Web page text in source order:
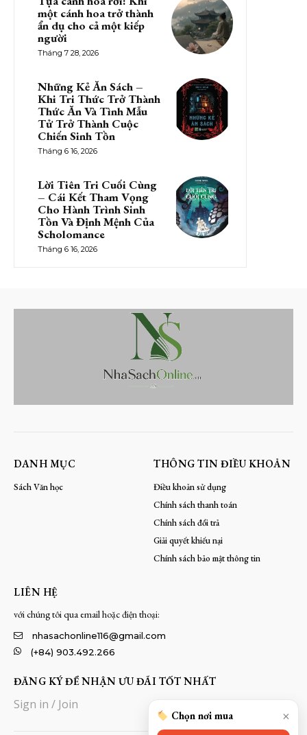
một cánh hoa trở thành
ẩn dụ cho cả một kiếp
người
Tháng 7 28, 2026
Những Kẻ Ăn Sách –
Khi Tri Thức Trở Thành
Thức Ăn Và Tình Mẫu
Tử Trở Thành Cuộc
Chiến Sinh Tồn
Tháng 6 16, 2026
Lời Tiên Tri Cuối Cùng
– Cái Kết Tham Vọng
Cho Hành Trình Sinh
Tồn Và Định Mệnh Của
Scholomance
Tháng 6 16, 2026
DANH MỤC
Sách Văn học
THÔNG TIN ĐIỀU KHOẢN
Điều khoản sử dụng
Chính sách thanh toán
Chính sách đổi trả
Giải quyết khiếu nại
Chính sách bảo mật thông tin
LIÊN HỆ
với chúng tôi qua email hoặc điện thoại:
nhasachonline116@gmail.com
(+84) 903.492.266
ĐĂNG KÝ ĐỂ NHẬN ƯU ĐÃI TỐT NHẤT
Sign in / Join
Chọn nơi mua ×